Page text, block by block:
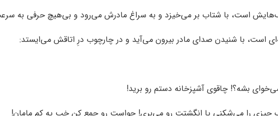
است، با شتاب بر می‌خیزد و به سراغ مادرش می‌رود و بی‌هیچ حرفی به
است، با شنیدن صدای مادر بیرون می‌آید و در چارچوب درِ اتاقش می‌ایستد:
بشه؟! چاقوی آشپزخانه دستم رو برید!
چیزی را می‌شکنی یا انگشتت‌ رو می‌بری! حواست رو جمع کن خب یه کم مامان!